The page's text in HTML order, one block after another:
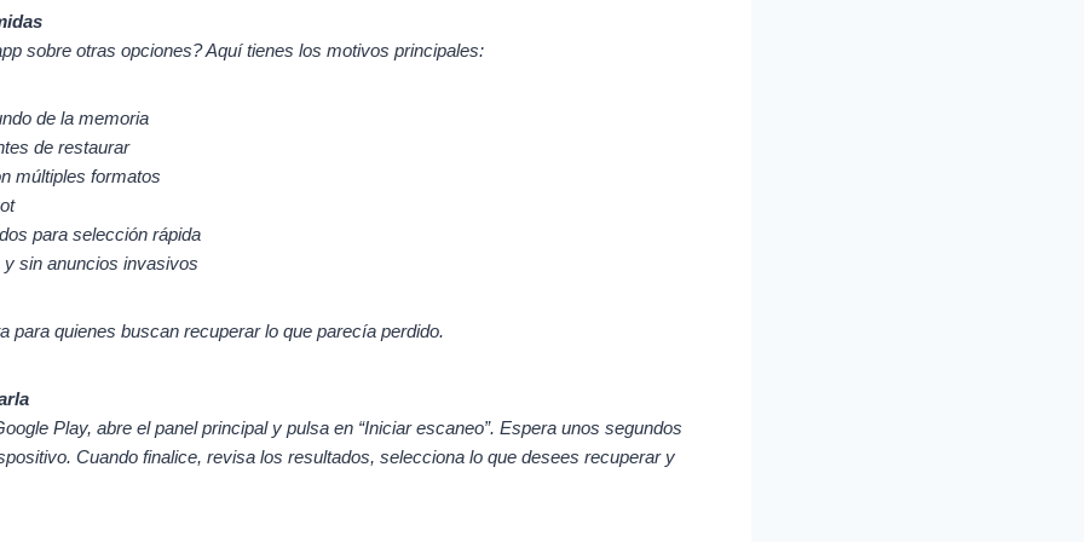
sobre otras opciones? Aquí tienes los motivos principales:
de la memoria
de restaurar
múltiples formatos
para selección rápida
sin anuncios invasivos
para quienes buscan recuperar lo que parecía perdido.
Play, abre el panel principal y pulsa en “Iniciar escaneo”. Espera unos segundos
Cuando finalice, revisa los resultados, selecciona lo que desees recuperar y